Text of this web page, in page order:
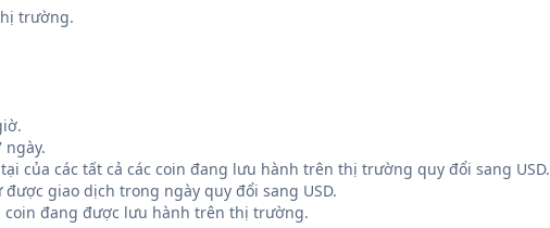
trường.
ngày.
của các tất cả các coin đang lưu hành trên thị trường quy đổi sang USD.
giao dịch trong ngày quy đổi sang USD.
đang được lưu hành trên thị trường.